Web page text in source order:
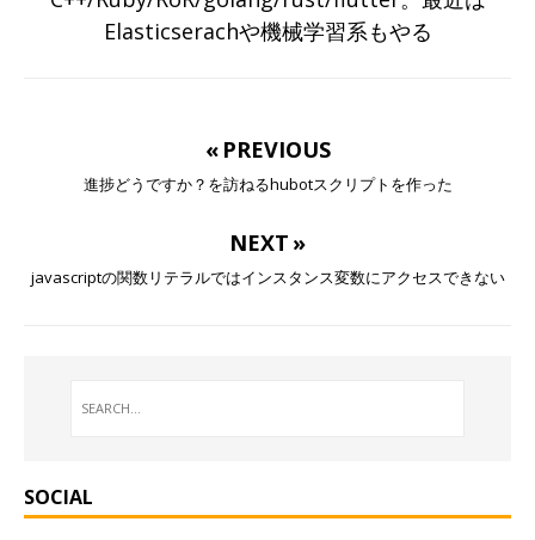
Elasticserachや機械学習系もやる
« PREVIOUS
進捗どうですか？を訪ねるhubotスクリプトを作った
NEXT »
javascriptの関数リテラルではインスタンス変数にアクセスできない
SOCIAL